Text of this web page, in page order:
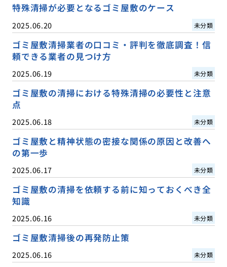
特殊清掃が必要となるゴミ屋敷のケース
2025.06.20 未分類
ゴミ屋敷清掃業者の口コミ・評判を徹底調査！信
頼できる業者の見つけ方
2025.06.19 未分類
ゴミ屋敷の清掃における特殊清掃の必要性と注意
点
2025.06.18 未分類
ゴミ屋敷と精神状態の密接な関係の原因と改善へ
の第一歩
2025.06.17 未分類
ゴミ屋敷の清掃を依頼する前に知っておくべき全
知識
2025.06.16 未分類
ゴミ屋敷清掃後の再発防止策
2025.06.16 未分類